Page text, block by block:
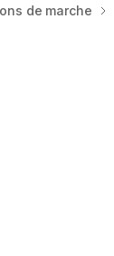
de marche